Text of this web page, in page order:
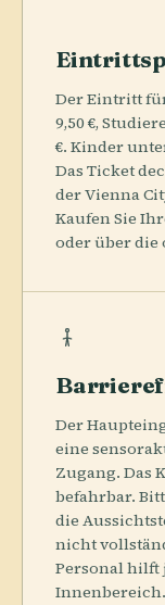
Der Eintritt
9,50 €,
€. Kinder
Das Ticket
der Vienna
Kaufen Sie
oder über die
Der
eine
Zugang. Das
befahrbar.
die
nicht
Personal hilft
Innenbereich.